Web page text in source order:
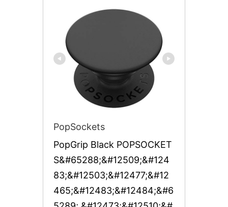
PopSockets
PopGrip Black POPSOCKET
S&#65288;&#12509;&#124
83;&#12503;&#12477;&#12
465;&#12483;&#12484;&#6